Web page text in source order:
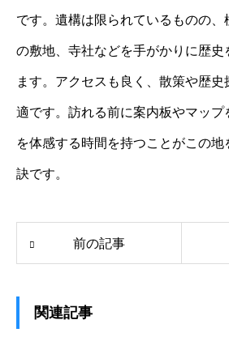
です。遺構は限られているものの、
の敷地、寺社などを手がかりに歴史
ます。アクセスも良く、散策や歴
適です。訪れる前に案内板やマップ
を体感する時間を持つことがこの
訣です。
前の記事
関連記事